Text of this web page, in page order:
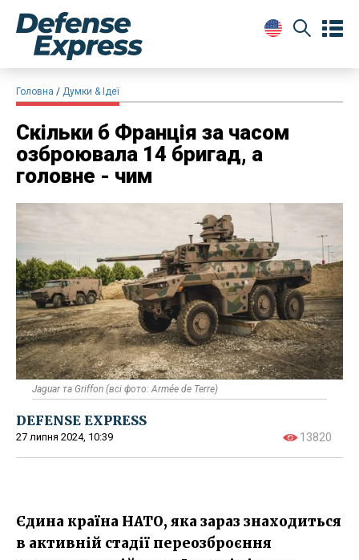
Головна Думки & Ідеї
Скільки б Франція за часом
озброювала 14 бригад, а
головне - чим
Jaguar та Griffon (всі фото: Armée de Terre)
DEFENSE EXPRESS
27 липня 2024, 10:39 13820
Єдина країна НАТО, яка зараз знаходиться
в активній стадії переозброєння